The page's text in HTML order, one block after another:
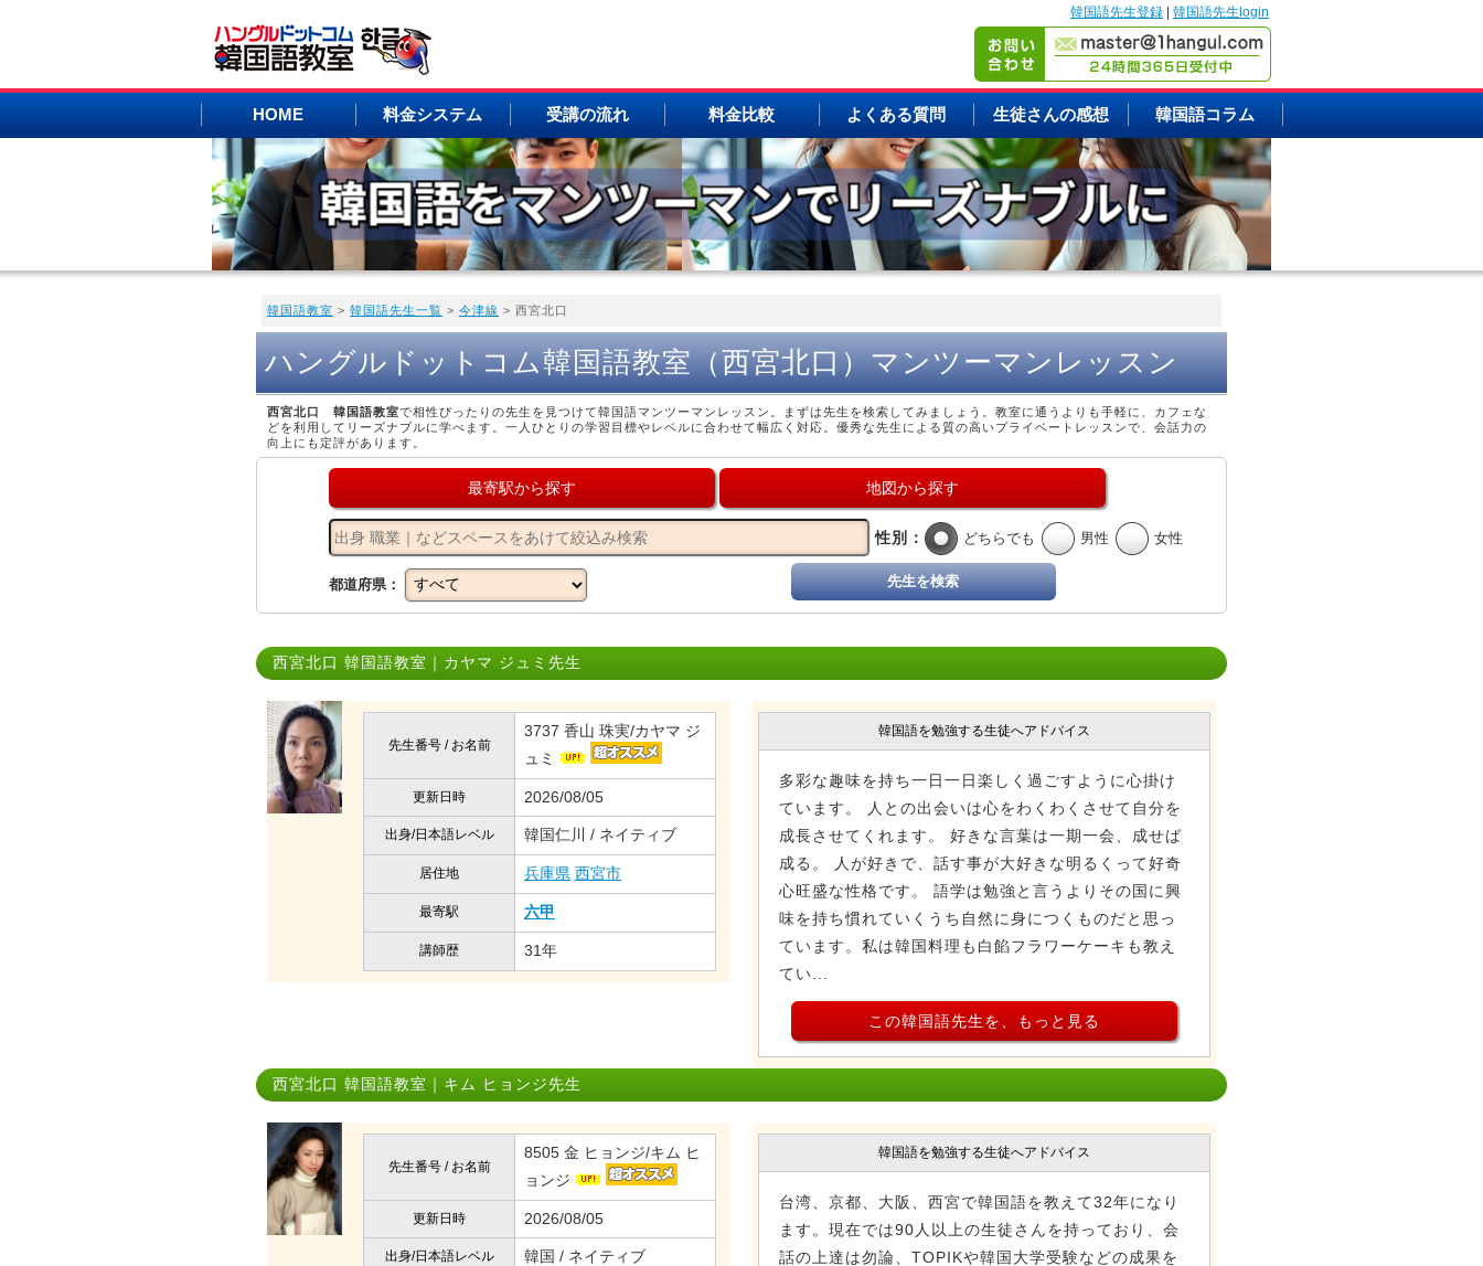
韓国語先生登録 韓国語先生login
HOME 料金システム 受講の流れ 料金比較 よくある質問 生徒さんの感想 韓国語コラム
韓国語教室 > 韓国語先生一覧 > 今津線 > 西宮北口
ハングルドットコム韓国語教室（西宮北口）マンツーマンレッスン
西宮北口 韓国語教室で相性ぴったりの先生を見つけて韓国語マンツーマンレッスン。まずは先生を検索してみましょう。教室に通うよりも手軽に、カフェな
どを利用してリーズナブルに学べます。一人ひとりの学習目標やレベルに合わせて幅広く対応。優秀な先生による質の高いプライベートレッスンで、会話力の
向上にも定評があります。
最寄駅から探す 地図から探す
性別： どちらでも 男性 女性
都道府県： 先生を検索
西宮北口 韓国語教室｜カヤマ ジュミ先生
先生番号 / お名前
3737 香山 珠実/カヤマ ジ
ュミ
更新日時 2026/08/05
出身/日本語レベル 韓国仁川 / ネイティブ
居住地 兵庫県 西宮市
最寄駅 六甲
講師歴 31年
韓国語を勉強する生徒へアドバイス
多彩な趣味を持ち一日一日楽しく過ごすように心掛け
ています。 人との出会いは心をわくわくさせて自分を
成長させてくれます。 好きな言葉は一期一会、成せば
成る。 人が好きで、話す事が大好きな明るくって好奇
心旺盛な性格です。 語学は勉強と言うよりその国に興
味を持ち慣れていくうち自然に身につくものだと思っ
ています。私は韓国料理も白餡フラワーケーキも教え
てい...
この韓国語先生を、もっと見る
西宮北口 韓国語教室｜キム ヒョンジ先生
先生番号 / お名前
8505 金 ヒョンジ/キム ヒ
ョンジ
更新日時 2026/08/05
出身/日本語レベル 韓国 / ネイティブ
韓国語を勉強する生徒へアドバイス
台湾、京都、大阪、西宮で韓国語を教えて32年になり
ます。現在では90人以上の生徒さんを持っており、会
話の上達は勿論、TOPIKや韓国大学受験などの成果を